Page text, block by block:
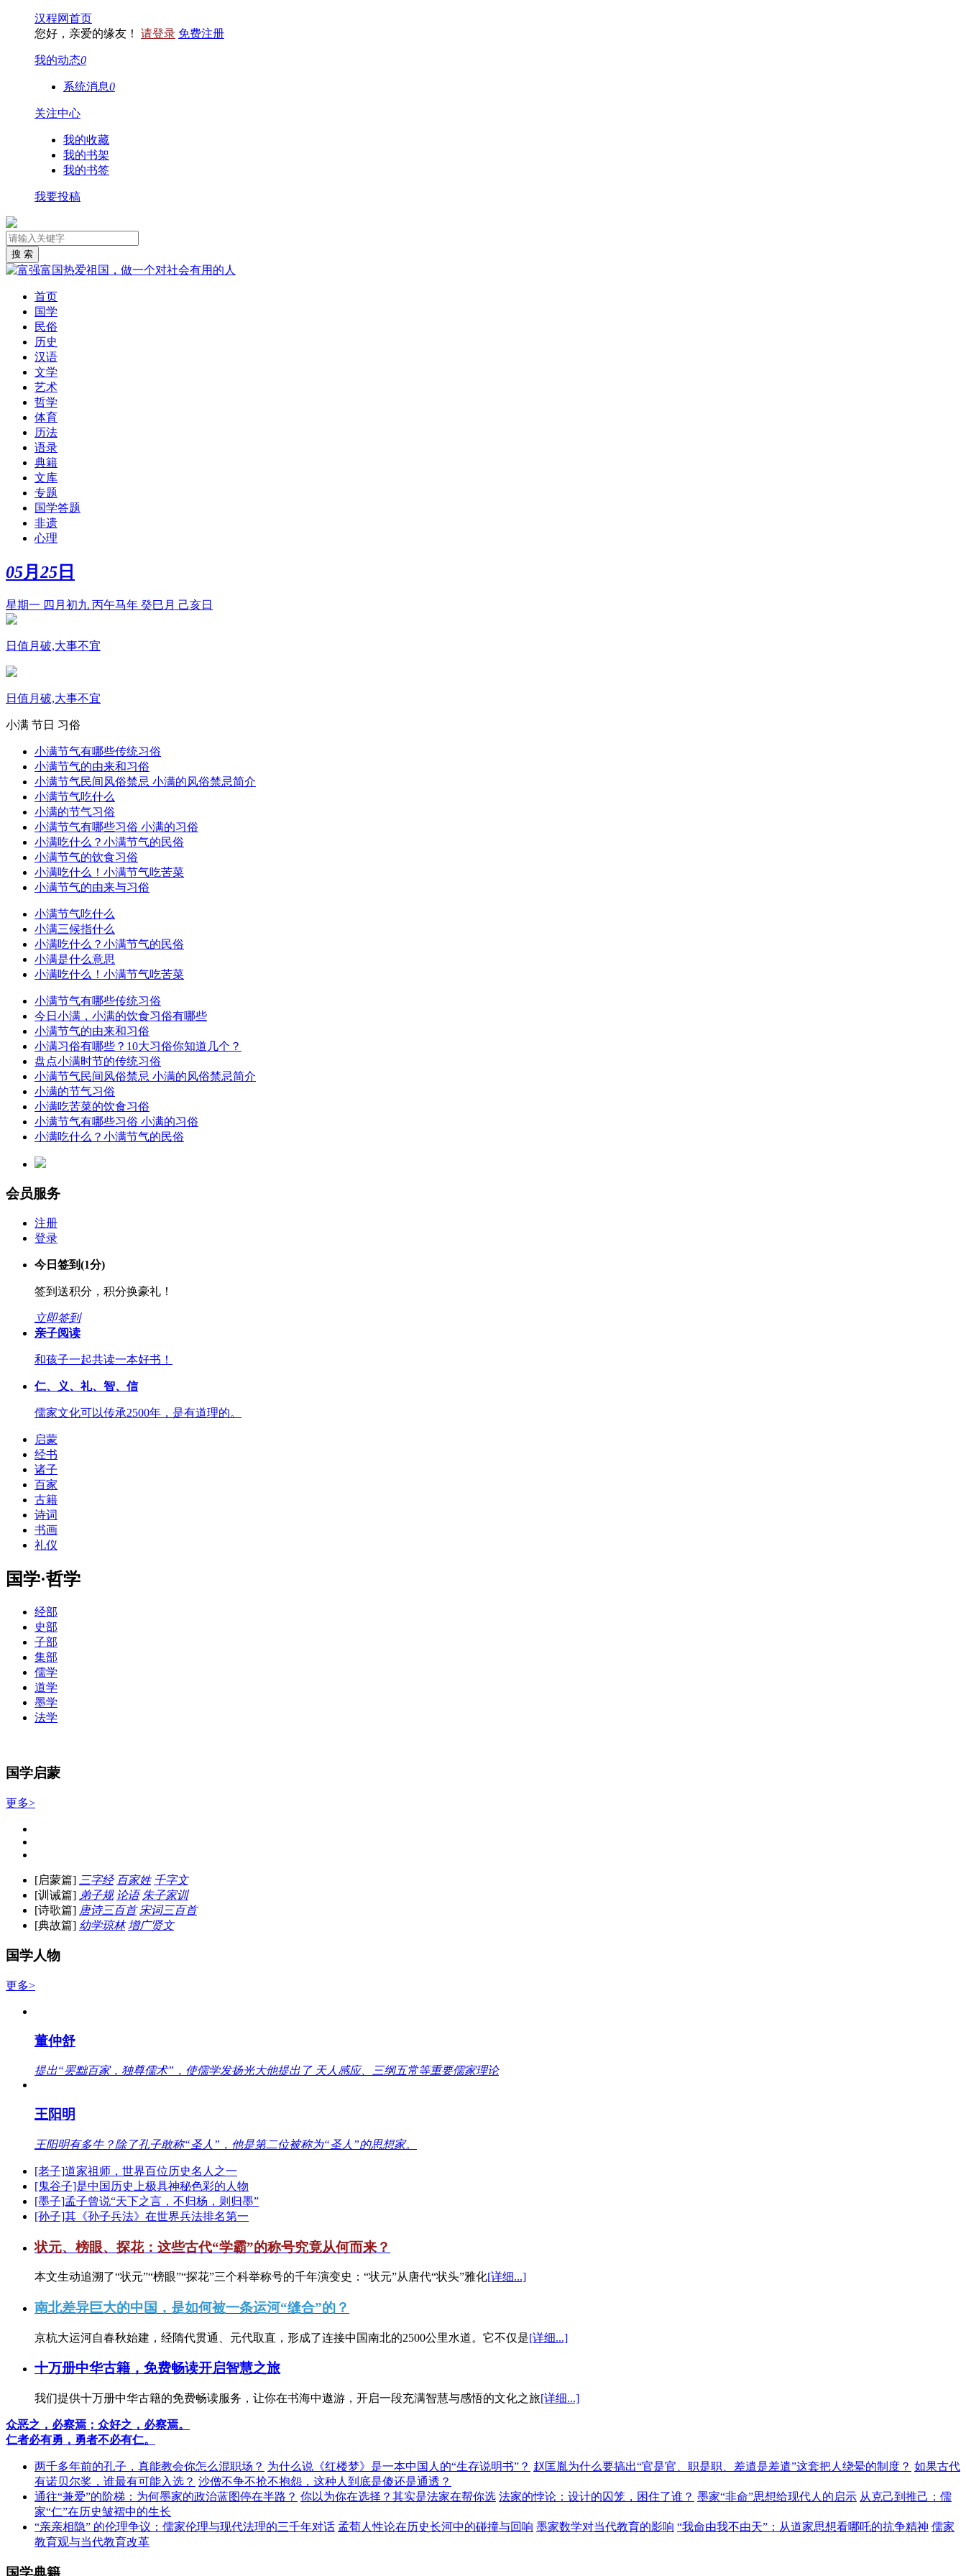
汉程网首页
您好，亲爱的缘友！ 请登录 免费注册
我的动态0
系统消息0
关注中心
我的收藏
我的书架
我的书签
我要投稿
首页
国学
民俗
历史
汉语
文学
艺术
哲学
体育
历法
语录
典籍
文库
专题
国学答题
非遗
心理
05月 25 日
星期一 四月初九 丙午马年 癸巳月 己亥日
日值月破,大事不宜
日值月破,大事不宜
小满 节日 习俗
小满节气有哪些传统习俗
小满节气的由来和习俗
小满节气民间风俗禁忌 小满的风俗禁忌简介
小满节气吃什么
小满的节气习俗
小满节气有哪些习俗 小满的习俗
小满吃什么？小满节气的民俗
小满节气的饮食习俗
小满吃什么！小满节气吃苦菜
小满节气的由来与习俗
小满节气吃什么
小满三候指什么
小满吃什么？小满节气的民俗
小满是什么意思
小满吃什么！小满节气吃苦菜
小满节气有哪些传统习俗
今日小满，小满的饮食习俗有哪些
小满节气的由来和习俗
小满习俗有哪些？10大习俗你知道几个？
盘点小满时节的传统习俗
小满节气民间风俗禁忌 小满的风俗禁忌简介
小满的节气习俗
小满吃苦菜的饮食习俗
小满节气有哪些习俗 小满的习俗
小满吃什么？小满节气的民俗
会员服务
注册
登录
今日签到(1分)
签到送积分，积分换豪礼！
立即签到
亲子阅读
和孩子一起共读一本好书！
仁、义、礼、智、信
儒家文化可以传承2500年，是有道理的。
启蒙
经书
诸子
百家
古籍
诗词
书画
礼仪
国学·哲学
经部
史部
子部
集部
儒学
道学
墨学
法学
国学启蒙
更多>
[启蒙篇] 三字经 百家姓 千字文
[训诫篇] 弟子规 论语 朱子家训
[诗歌篇] 唐诗三百首 宋词三百首
[典故篇] 幼学琼林 增广贤文
国学人物
更多>
董仲舒
提出“罢黜百家，独尊儒术”，使儒学发扬光大他提出了 天人感应、三纲五常等重要儒家理论
王阳明
王阳明有多牛？除了孔子敢称“圣人”，他是第二位被称为“圣人”的思想家。
[老子]道家祖师，世界百位历史名人之一
[鬼谷子]是中国历史上极具神秘色彩的人物
[墨子]孟子曾说“天下之言，不归杨，则归墨”
[孙子]其《孙子兵法》在世界兵法排名第一
状元、榜眼、探花：这些古代“学霸”的称号究竟从何而来？
本文生动追溯了“状元”“榜眼”“探花”三个科举称号的千年演变史：“状元”从唐代“状头”雅化[详细...]
南北差异巨大的中国，是如何被一条运河“缝合”的？
京杭大运河自春秋始建，经隋代贯通、元代取直，形成了连接中国南北的2500公里水道。它不仅是[详细...]
十万册中华古籍，免费畅读开启智慧之旅
我们提供十万册中华古籍的免费畅读服务，让你在书海中遨游，开启一段充满智慧与感悟的文化之旅[详细...]
众恶之，必察焉；众好之，必察焉。
仁者必有勇，勇者不必有仁。
两千多年前的孔子，真能教会你怎么混职场？ 为什么说《红楼梦》是一本中国人的“生存说明书”？ 赵匡胤为什么要搞出“官是官、职是职、差遣是差遣”这套把人绕晕的制度？ 如果古代
有诺贝尔奖，谁最有可能入选？ 沙僧不争不抢不抱怨，这种人到底是傻还是通透？
通往“兼爱”的阶梯：为何墨家的政治蓝图停在半路？ 你以为你在选择？其实是法家在帮你选 法家的悖论：设计的囚笼，困住了谁？ 墨家“非命”思想给现代人的启示 从克己到推己：儒
家“仁”在历史皱褶中的生长
“亲亲相隐” 的伦理争议：儒家伦理与现代法理的三千年对话 孟荀人性论在历史长河中的碰撞与回响 墨家数学对当代教育的影响 “我命由我不由天”：从道家思想看哪吒的抗争精神 儒家
教育观与当代教育改革
国学典籍